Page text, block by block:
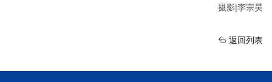
摄影|李宗昊
返回列表